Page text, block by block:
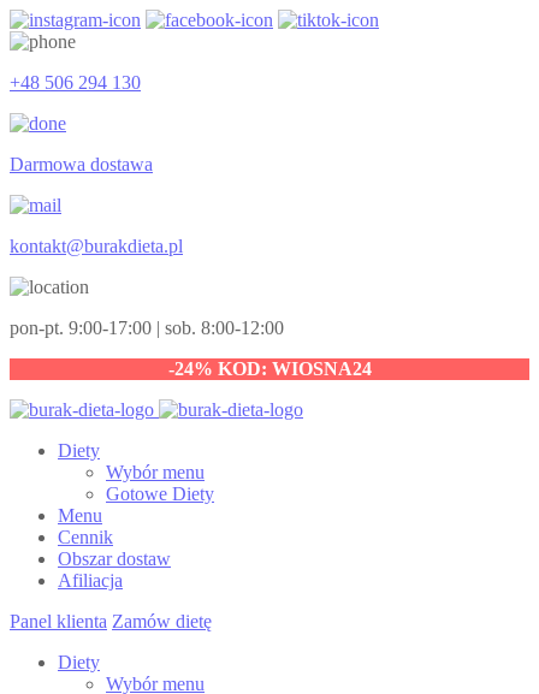
+48 506 294 130
Darmowa dostawa
kontakt@burakdieta.pl
pon-pt. 9:00-17:00 | sob. 8:00-12:00
-24% KOD: WIOSNA24
Diety
Wybór menu
Gotowe Diety
Menu
Cennik
Obszar dostaw
Afiliacja
Panel klienta Zamów dietę
Diety
Wybór menu